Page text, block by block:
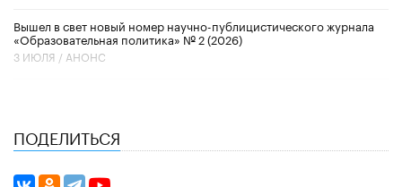
Вышел в свет новый номер научно-публицистического журнала
«Образовательная политика» № 2 (2026)
3 ИЮЛЯ / АНОНС
ПОДЕЛИТЬСЯ